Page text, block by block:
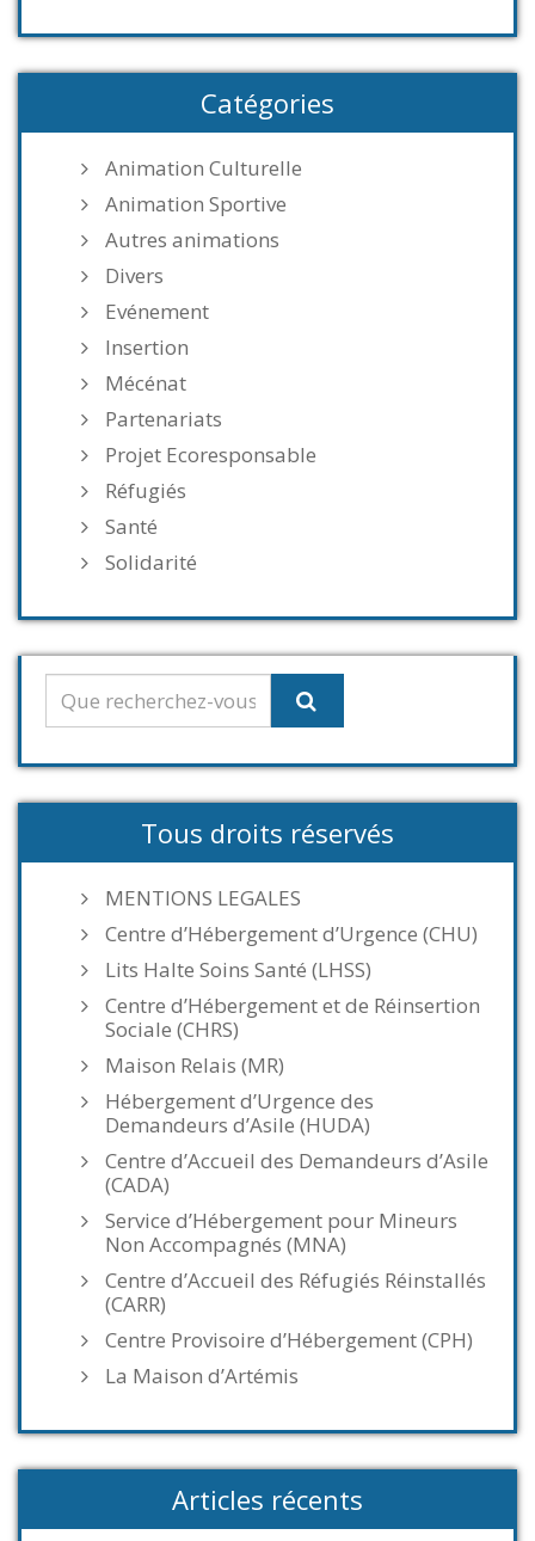
Catégories
Animation Culturelle
Animation Sportive
Autres animations
Divers
Evénement
Insertion
Mécénat
Partenariats
Projet Ecoresponsable
Réfugiés
Santé
Solidarité
Tous droits réservés
MENTIONS LEGALES
Centre d’Hébergement d’Urgence (CHU)
Lits Halte Soins Santé (LHSS)
Centre d’Hébergement et de Réinsertion
Sociale (CHRS)
Maison Relais (MR)
Hébergement d’Urgence des
Demandeurs d’Asile (HUDA)
Centre d’Accueil des Demandeurs d’Asile
(CADA)
Service d’Hébergement pour Mineurs
Non Accompagnés (MNA)
Centre d’Accueil des Réfugiés Réinstallés
(CARR)
Centre Provisoire d’Hébergement (CPH)
La Maison d’Artémis
Articles récents